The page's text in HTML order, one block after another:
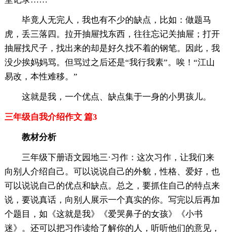
毕竟人无完人，我也有不少的缺点，比如：做题马
虎，丢三落四。拉开抽屉找东西，往往忘记关抽屉；打开
抽屉找尺子，找出来的却是好久找不着的钢笔。因此，我
没少挨妈妈骂。但骂过之后还是“我行我素”。唉！“江山
易改，本性难移。”
这就是我，一个优点、缺点集于一身的小男孩儿。
三年级自我介绍作文 篇3
教材分析
三年级下册语文园地三·习作：这次习作，让我们来
向别人介绍自己。可以说说自己的外貌，性格、爱好，也
可以说说自己的优点和缺点。总之，要抓住自己的特点来
说，要说真话，向别人展示一个真实的你。写完以后再加
个题目，如《这就是我》《爱哭鼻子的女孩》《小书
迷》。还可以把习作读给了解你的人，听听他们的意见，